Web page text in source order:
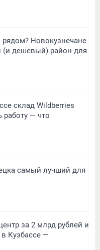
Новокузнечане
дешевый) район для
склад Wildberries
работу — что
самый лучший для
за 2 млрд рублей и
в Кузбассе —